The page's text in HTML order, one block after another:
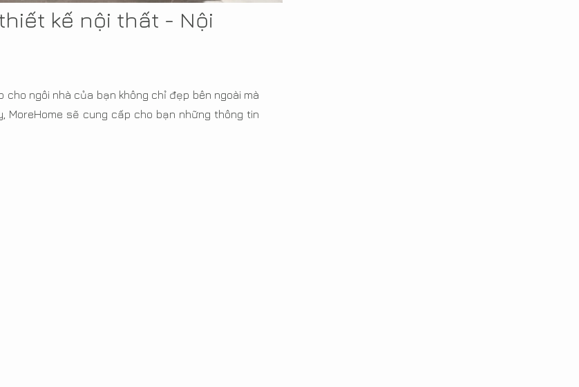
kế nội thất - Nội
ngôi nhà của bạn không chỉ đẹp bên ngoài mà
MoreHome sẽ cung cấp cho bạn những thông tin